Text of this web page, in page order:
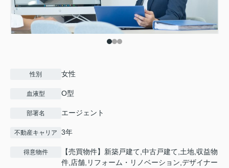
性別 女性
血液型 O型
部署名 エージェント
不動産キャリア 3年
得意物件
【売買物件】新築戸建て,中古戸建て,土地,収益物
件,店舗,リフォーム・リノベーション,デザイナー